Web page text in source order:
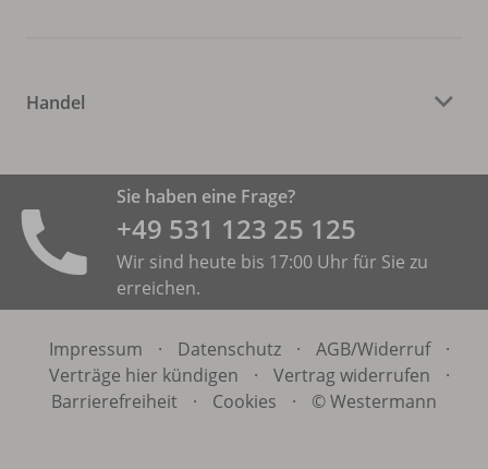
Handel
Sie haben eine Frage?
+49 531 ­123 25 125
Wir sind heute bis 17:00 Uhr für Sie zu
erreichen.
Impressum · Datenschutz · AGB/Widerruf
·
Verträge hier kündigen
· Vertrag widerrufen
·
Barrierefreiheit
· Cookies · © Westermann